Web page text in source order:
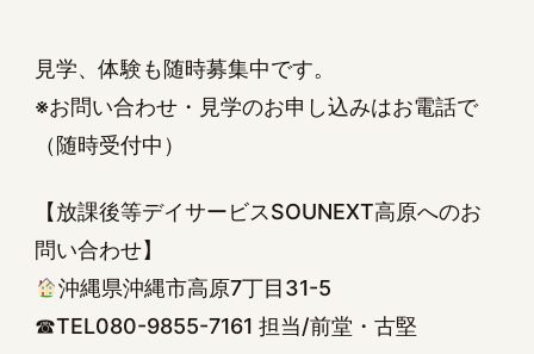
見学、体験も随時募集中です。
※お問い合わせ・見学のお申し込みはお電話で
（随時受付中）
【放課後等デイサービスSOUNEXT高原へのお
問い合わせ】
沖縄県沖縄市高原7丁目31-5
☎TEL080-9855-7161 担当/前堂・古堅